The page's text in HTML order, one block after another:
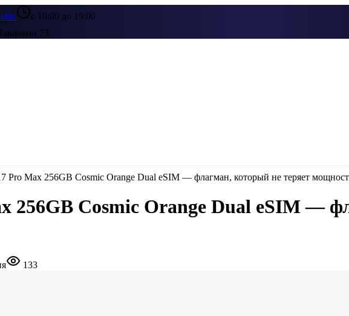
с 10:00 до 19:00
73
Pro Max 256GB Cosmic Orange Dual eSIM — флагман, который не теряет
256GB Cosmic Orange Dual eSIM —
133